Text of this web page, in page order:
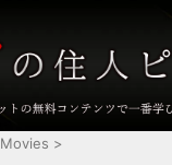
Movies >